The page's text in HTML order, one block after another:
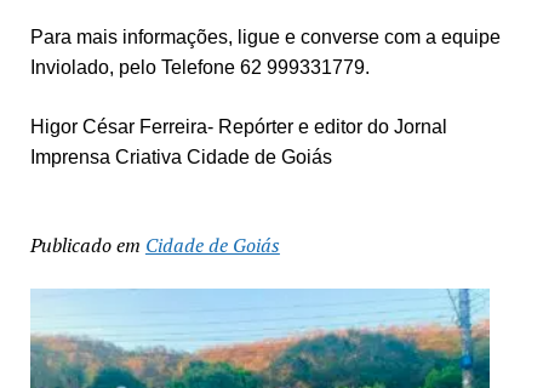
Para mais informações, ligue e converse com a equipe
Inviolado, pelo Telefone 62 999331779.
Higor César Ferreira- Repórter e editor do Jornal
Imprensa Criativa Cidade de Goiás
Publicado em Cidade de Goiás